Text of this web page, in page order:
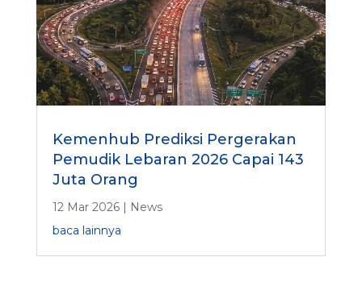
Kemenhub Prediksi Pergerakan
Pemudik Lebaran 2026 Capai 143
Juta Orang
12 Mar 2026| News
baca lainnya